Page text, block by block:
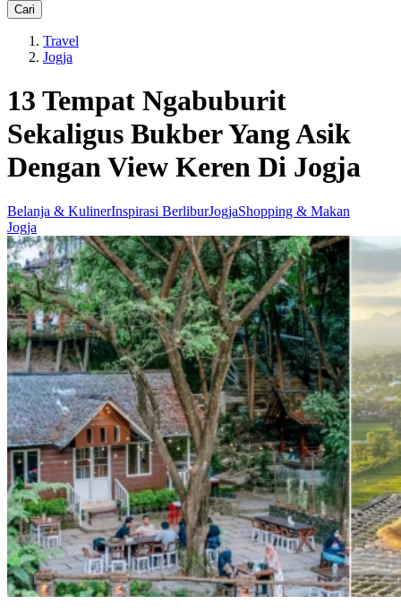
Cari
Travel
Jogja
13 Tempat Ngabuburit
Sekaligus Bukber Yang Asik
Dengan View Keren Di Jogja
Belanja & KulinerInspirasi BerliburJogjaShopping & Makan
Jogja